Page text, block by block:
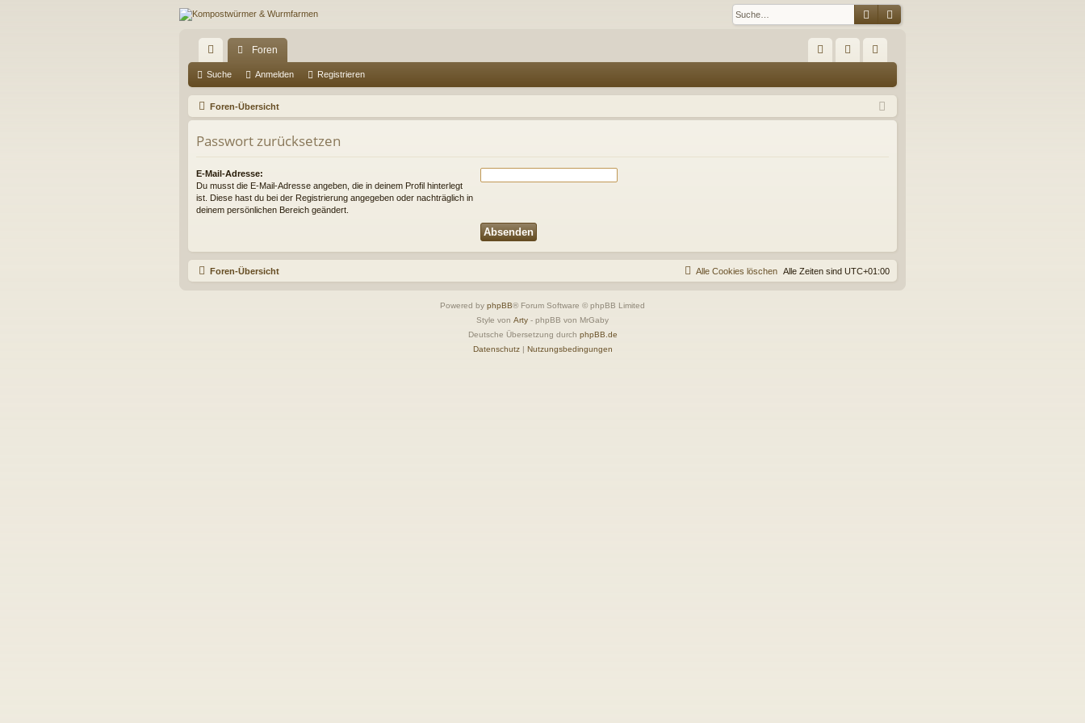
SucheErweiterte Suche
ch
ne
llz
ug
riff
Foren
Q m
el
ist
rie
Suche Anmelden Registrieren
Foren-Übersicht
Passwort zurücksetzen
E-Mail-Adresse:
Du musst die E-Mail-Adresse angeben, die in deinem Profil hinterlegt
ist. Diese hast du bei der Registrierung angegeben oder nachträglich in
deinem persönlichen Bereich geändert.
Foren-Übersicht Alle Zeiten sind UTC+01:00
Alle Cookies löschen
Powered by phpBB® Forum Software © phpBB Limited
Style von Arty - phpBB von MrGaby
Deutsche Übersetzung durch phpBB.de
Datenschutz| Nutzungsbedingungen